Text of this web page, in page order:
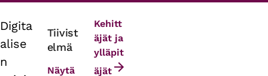
Primary
tabs
Digita
alise
n
Tiivist
elmä
Näytä
Kehitt
äjät ja
ylläpit
äjät